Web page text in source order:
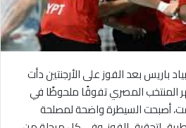
باريس بعد الفوز على الأرجنتين دأت
المنتخب المصري تفوقًا ملحوظًا في
أصبحت السيطرة واضحة لمصلحة